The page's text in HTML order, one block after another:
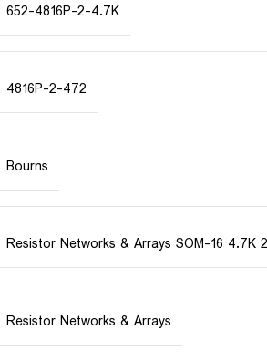
652-4816P-2-4.7K
4816P-2-472
Bourns
Resistor Networks & Arrays SOM-16 4.7K
Resistor Networks & Arrays